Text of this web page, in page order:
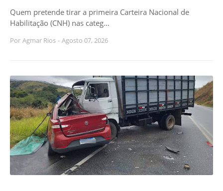
Quem pretende tirar a primeira Carteira Nacional de
Habilitação (CNH) nas categ…
Por Agmar Rios - Agosto 07, 2026